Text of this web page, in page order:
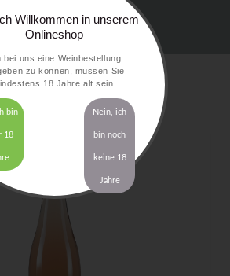
Willkommen in unserem
Onlineshop
bei uns eine Weinbestellung
zu können, müssen Sie
18 Jahre alt sein.
bin
18
Nein, ich
bin noch
keine 18
Jahre